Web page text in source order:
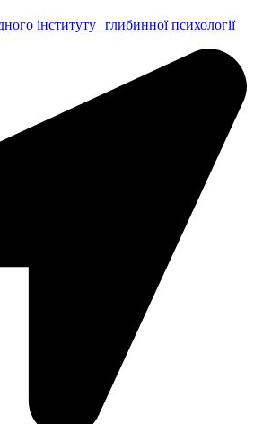
інституту глибинної психології